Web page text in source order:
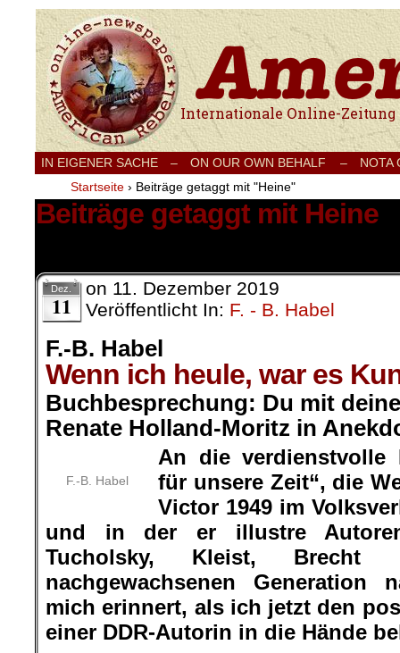
Internationale Onlinezeitung für Frieden,
IN EIGENER SACHE – ON OUR OWN BEHALF –
NOTA
Startseite › Beiträge getaggt mit "Heine"
Beiträge getaggt mit Heine
Dez.
11
on 11. Dezember 2019
Veröffentlicht In: F. - B. Habel
F.-B. Habel
Wenn ich heule, war es
Buchbesprechung: Du mit
Renate Holland-Moritz in
F.-B. Habel
An die verdienstvolle
für unsere Zeit“, die
Victor 1949 im
und in der er illustre
Tucholsky, Kleist, Brecht
nachgewachsenen Generation
mich erinnert, als ich jetzt den
einer DDR-Autorin in die Hände